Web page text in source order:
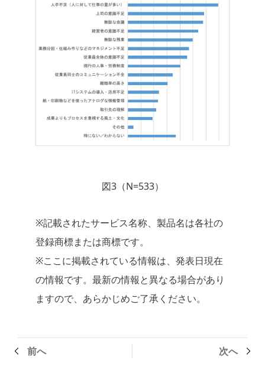
図3（N=533）
※記載されたサービス名称、製品名は各社の
登録商標または商標です。
※ここに掲載されている情報は、発表日現在
の情報です。最新の情報と異なる場合があり
ますので、あらかじめご了承ください。
前へ 次へ